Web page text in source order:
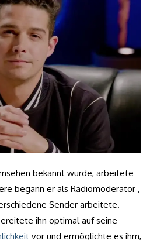
bekannt wurde, arbeitete
begann er als Radiomoderator ,
Sender arbeitete.
ihn optimal auf seine
vor und ermöglichte es ihm,